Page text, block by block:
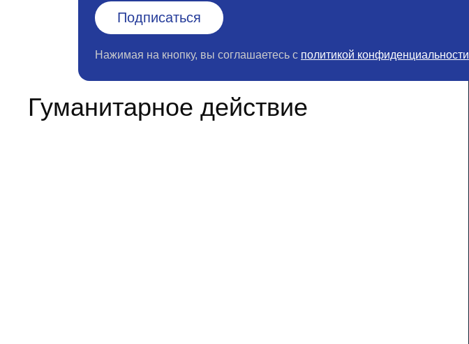
Нажимая на кнопку, вы соглашаетесь с политикой конфиденциальности
Гуманитарное действие